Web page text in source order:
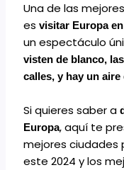
Una de las
esvisitar Europa
un espectáculo
visten de blanco,
calles, y hay un
Si quieres saber a
Europa, aquí te
mejores
este 2024 y los